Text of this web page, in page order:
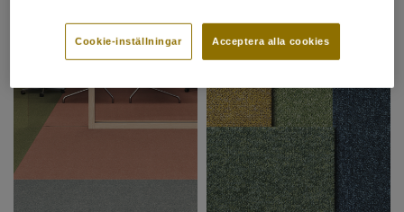
Acceptera alla cookies
Cookie-inställningar